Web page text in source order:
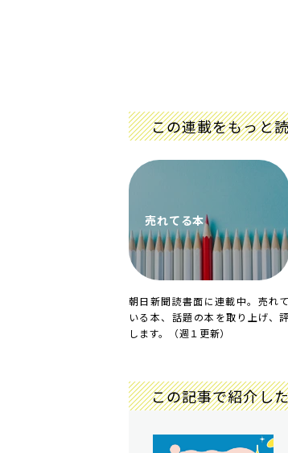
この連載をもっと
売れてる本
朝日新聞読書面に連載中。売れて
いる本、話題の本を取り上げ、評
します。（週１更新）
この記事で紹介し